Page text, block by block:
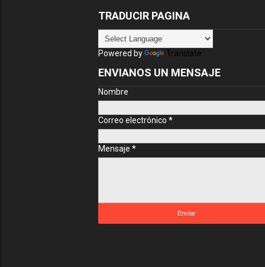
TRADUCIR PAGINA
Powered by Translate
ENVIANOS UN MENSAJE
Nombre
Correo electrónico *
Mensaje *